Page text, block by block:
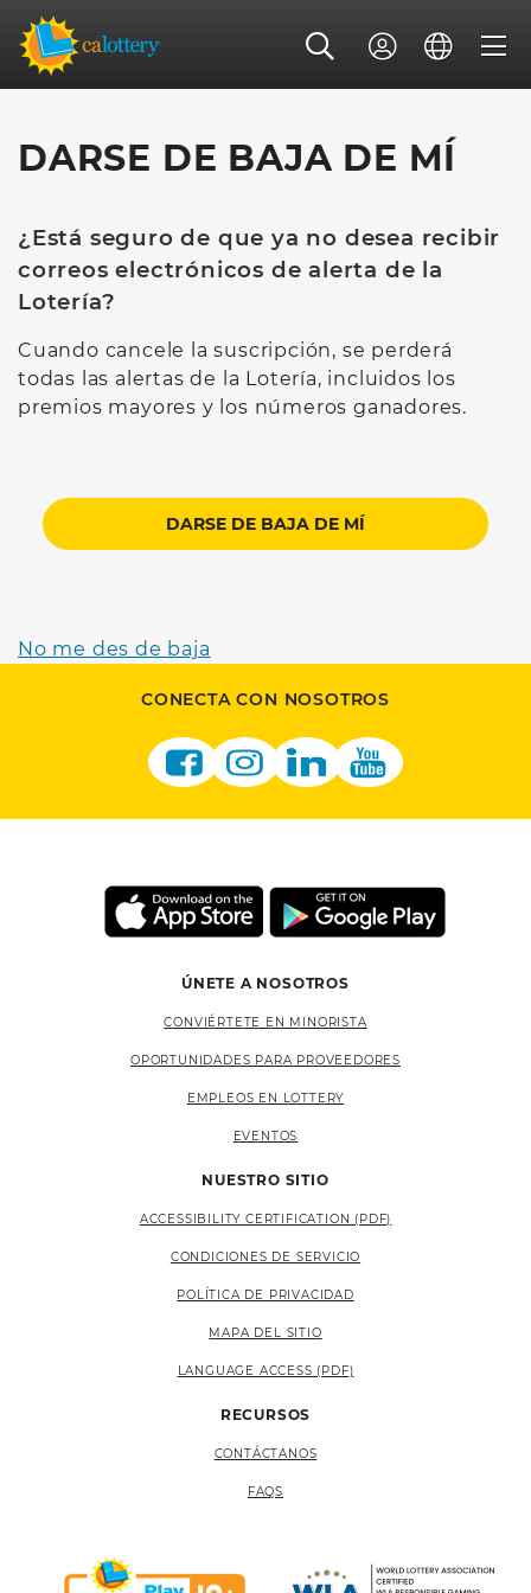
DARSE DE BAJA DE MÍ
¿Está seguro de que ya no desea recibir
correos electrónicos de alerta de la
Lotería?
Cuando cancele la suscripción, se perderá
todas las alertas de la Lotería, incluidos los
premios mayores y los números ganadores.
DARSE DE BAJA DE MÍ
No me des de baja
CONECTA CON NOSOTROS
ÚNETE A NOSOTROS
CONVIÉRTETE EN MINORISTA
OPORTUNIDADES PARA PROVEEDORES
EMPLEOS EN LOTTERY
EVENTOS
NUESTRO SITIO
ACCESSIBILITY CERTIFICATION (PDF)
CONDICIONES DE SERVICIO
POLÍTICA DE PRIVACIDAD
MAPA DEL SITIO
LANGUAGE ACCESS (PDF)
RECURSOS
CONTÁCTANOS
FAQS